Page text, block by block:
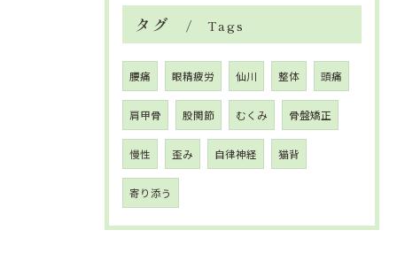
タグ Tags
腰痛 眼精疲労 仙川 整体 頭痛
肩甲骨 股関節 むくみ 骨盤矯正
慢性 歪み 自律神経 猫背
寄り添う